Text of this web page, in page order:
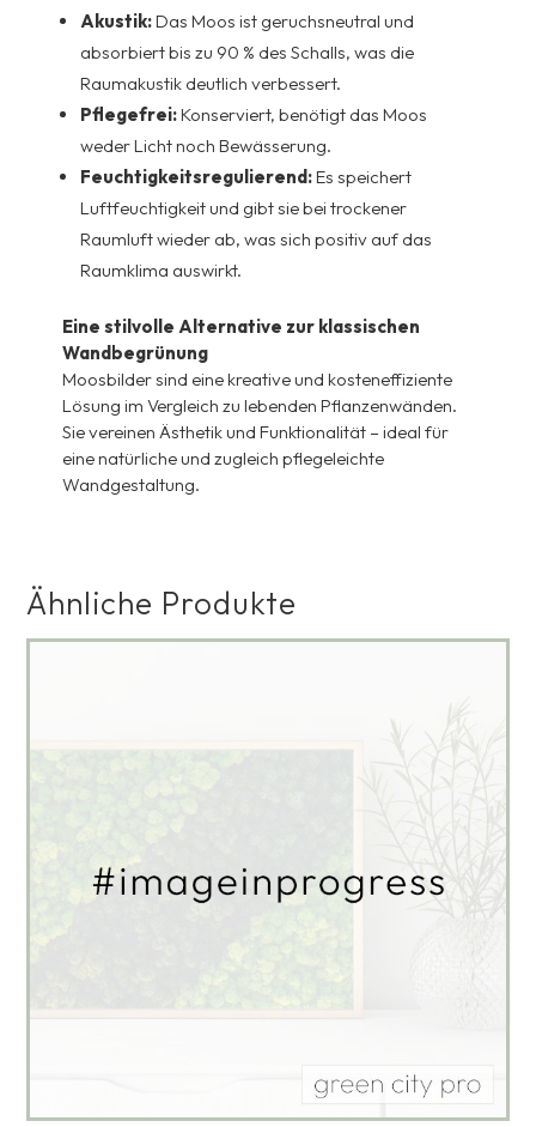
Akustik:Das Moos ist geruchsneutral und
absorbiert bis zu 90 % des Schalls, was die
Raumakustik deutlich verbessert.
Pflegefrei:Konserviert, benötigt das Moos
weder Licht noch Bewässerung.
Feuchtigkeitsregulierend:Es speichert
Luftfeuchtigkeit und gibt sie bei trockener
Raumluft wieder ab, was sich positiv auf das
Raumklima auswirkt.
Eine stilvolle Alternative zur klassischen
Wandbegrünung
Moosbilder sind eine kreative und kosteneffiziente
Lösung im Vergleich zu lebenden Pflanzenwänden.
Sie vereinen Ästhetik und Funktionalität – ideal für
eine natürliche und zugleich pflegeleichte
Wandgestaltung.
Ähnliche Produkte